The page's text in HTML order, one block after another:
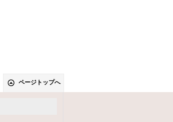
ページトップへ